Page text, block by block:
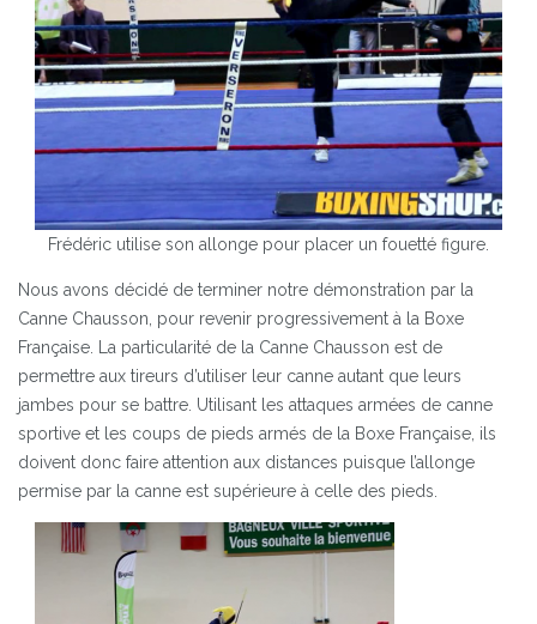
Frédéric utilise son allonge pour placer un fouetté figure.
Nous avons décidé de terminer notre démonstration par la
Canne Chausson, pour revenir progressivement à la Boxe
Française. La particularité de la Canne Chausson est de
permettre aux tireurs d’utiliser leur canne autant que leurs
jambes pour se battre. Utilisant les attaques armées de canne
sportive et les coups de pieds armés de la Boxe Française, ils
doivent donc faire attention aux distances puisque l’allonge
permise par la canne est supérieure à celle des pieds.